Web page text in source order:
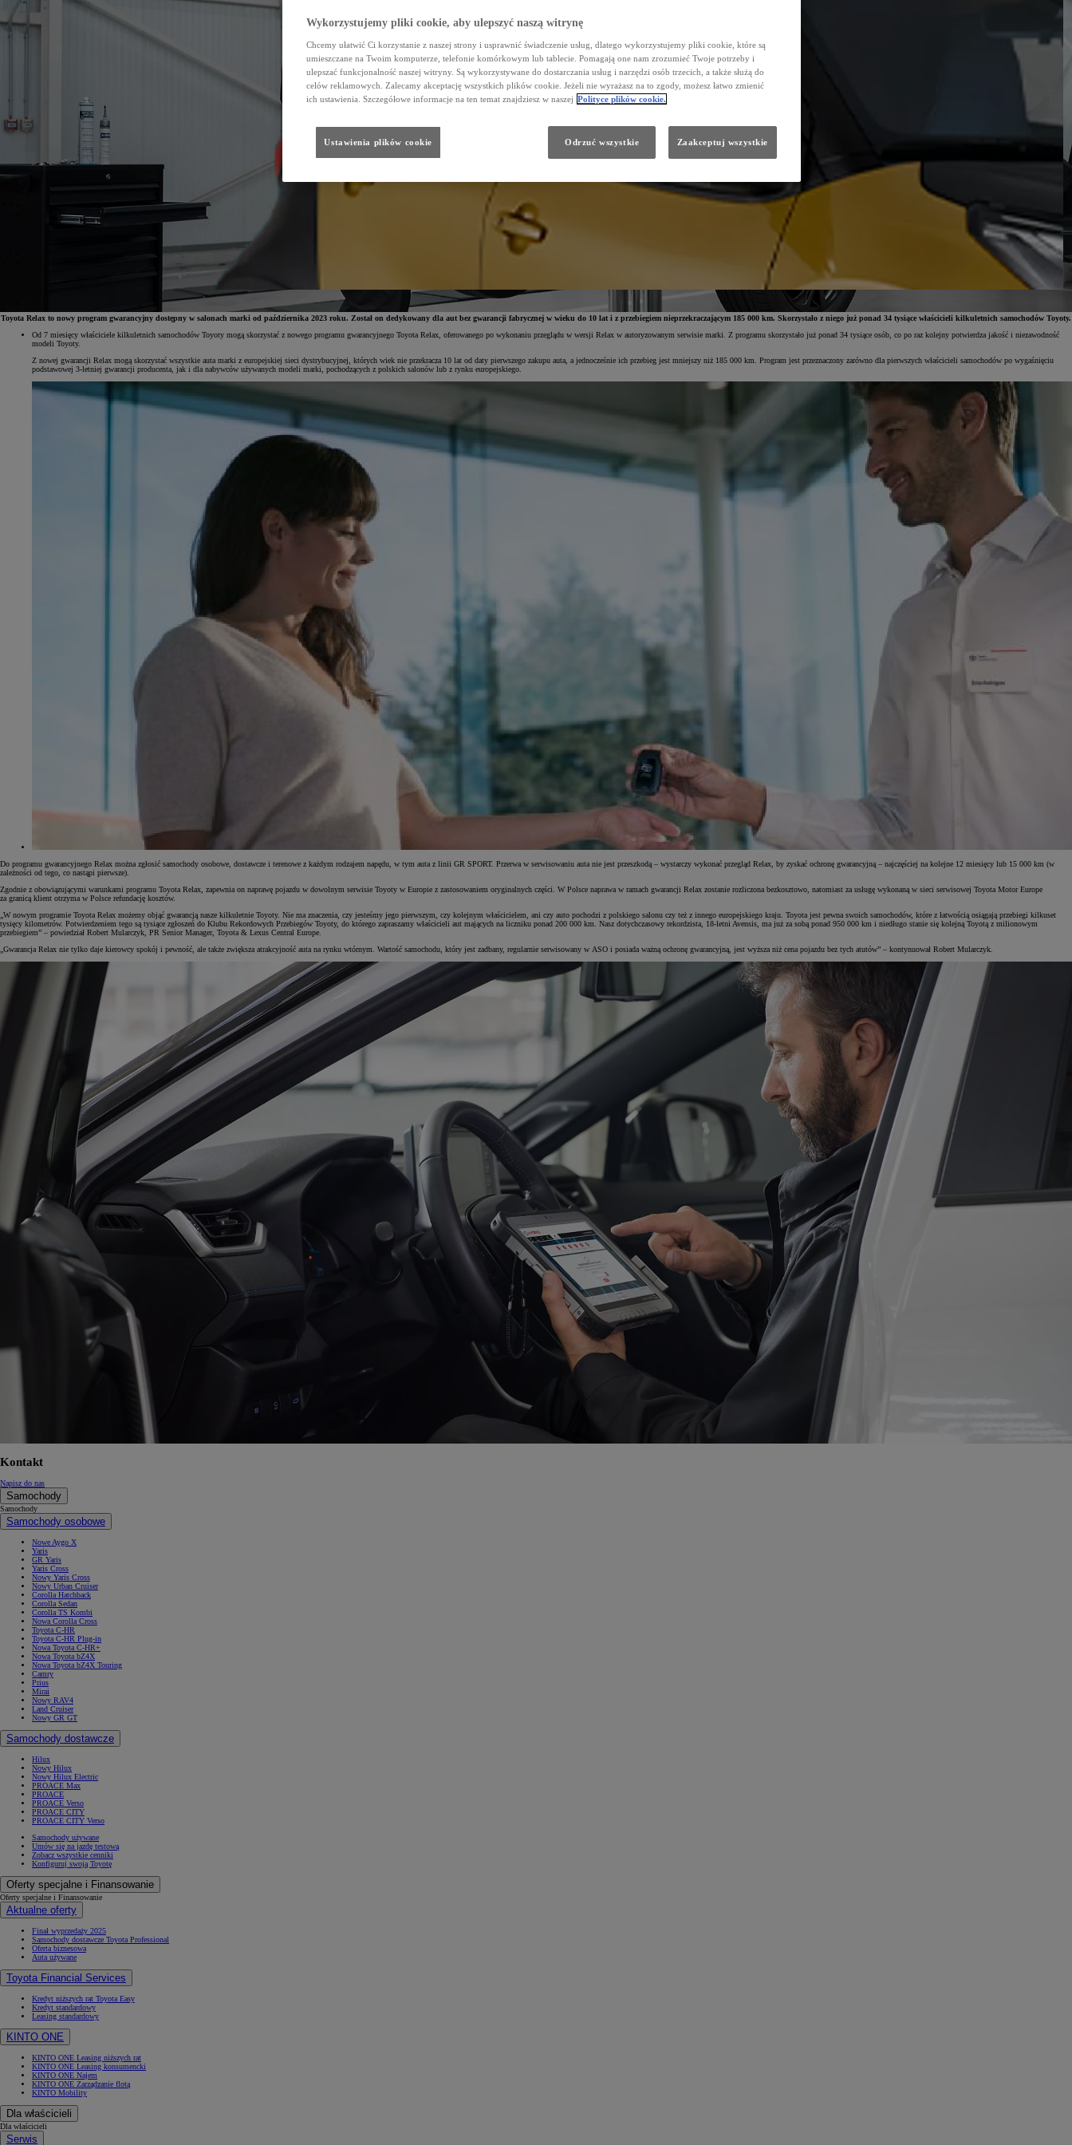
Od81 900 zł
Yaris Cross
Toyota Relax to nowy program gwarancyjny dostępny w salonach marki od października 2023 roku. Został on dedykowany dla aut bez gwarancji fabrycznej w wieku do 10 lat i z przebiegiem nieprzekraczającym 185 000 km. Skorzystało z niego już ponad 34 tysiące właścicieli kilkuletnich samochodów Toyoty.
Od 7 miesięcy właściciele kilkuletnich samochodów Toyoty mogą skorzystać z nowego programu gwarancyjnego Toyota Relax, oferowanego po wykonaniu przeglądu w wersji Relax w autoryzowanym serwisie marki. Z programu skorzystało już ponad 34 tysiące osób, co po raz kolejny potwierdza jakość i niezawodność
modeli Toyoty.
Z nowej gwarancji Relax mogą skorzystać wszystkie auta marki z europejskiej sieci dystrybucyjnej, których wiek nie przekracza 10 lat od daty pierwszego zakupu auta, a jednocześnie ich przebieg jest mniejszy niż 185 000 km. Program jest przeznaczony zarówno dla pierwszych właścicieli samochodów po wygaśnięciu
podstawowej 3-letniej gwarancji producenta, jak i dla nabywców używanych modeli marki, pochodzących z polskich salonów lub z rynku europejskiego.
Do programu gwarancyjnego Relax można zgłosić samochody osobowe, dostawcze i terenowe z każdym rodzajem napędu, w tym auta z linii GR SPORT. Przerwa w serwisowaniu auta nie jest przeszkodą – wystarczy wykonać przegląd Relax, by zyskać ochronę gwarancyjną – najczęściej na kolejne 12 miesięcy lub 15 000 km (w
zależności od tego, co nastąpi pierwsze).
Zgodnie z obowiązującymi warunkami programu Toyota Relax, zapewnia on naprawę pojazdu w dowolnym serwisie Toyoty w Europie z zastosowaniem oryginalnych części. W Polsce naprawa w ramach gwarancji Relax zostanie rozliczona bezkosztowo, natomiast za usługę wykonaną w sieci serwisowej Toyota Motor Europe
za granicą klient otrzyma w Polsce refundację kosztów.
„W nowym programie Toyota Relax możemy objąć gwarancją nasze kilkuletnie Toyoty. Nie ma znaczenia, czy jesteśmy jego pierwszym, czy kolejnym właścicielem, ani czy auto pochodzi z polskiego salonu czy też z innego europejskiego kraju. Toyota jest pewna swoich samochodów, które z łatwością osiągają przebiegi kilkuset
tysięcy kilometrów. Potwierdzeniem tego są tysiące zgłoszeń do Klubu Rekordowych Przebiegów Toyoty, do którego zapraszamy właścicieli aut mających na liczniku ponad 200 000 km. Nasz dotychczasowy rekordzista, 18-letni Avensis, ma już za sobą ponad 950 000 km i niedługo stanie się kolejną Toyotą z milionowym
przebiegiem” – powiedział Robert Mularczyk, PR Senior Manager, Toyota & Lexus Central Europe.
„Gwarancja Relax nie tylko daje kierowcy spokój i pewność, ale także zwiększa atrakcyjność auta na rynku wtórnym. Wartość samochodu, który jest zadbany, regularnie serwisowany w ASO i posiada ważną ochronę gwarancyjną, jest wyższa niż cena pojazdu bez tych atutów” – kontynuował Robert Mularczyk.
Kontakt
Napisz do nas
Samochody
Samochody
Samochody osobowe
Nowe Aygo X
Yaris
GR Yaris
Yaris Cross
Nowy Yaris Cross
Nowy Urban Cruiser
Corolla Hatchback
Corolla Sedan
Corolla TS Kombi
Nowa Corolla Cross
Toyota C-HR
Toyota C-HR Plug-in
Nowa Toyota C-HR+
Nowa Toyota bZ4X
Nowa Toyota bZ4X Touring
Camry
Prius
Mirai
Nowy RAV4
Land Cruiser
Nowy GR GT
Samochody dostawcze
Hilux
Nowy Hilux
Nowy Hilux Electric
PROACE Max
PROACE
PROACE Verso
PROACE CITY
PROACE CITY Verso
Samochody używane
Umów się na jazdę testową
Zobacz wszystkie cenniki
Konfiguruj swoją Toyotę
Oferty specjalne i Finansowanie
Oferty specjalne i Finansowanie
Aktualne oferty
Finał wyprzedaży 2025
Samochody dostawcze Toyota Professional
Oferta biznesowa
Auta używane
Toyota Financial Services
Kredyt niższych rat Toyota Easy
Kredyt standardowy
Leasing standardowy
KINTO ONE
KINTO ONE Leasing niższych rat
KINTO ONE Leasing konsumencki
KINTO ONE Najem
KINTO ONE Zarządzanie flotą
KINTO Mobility
Dla właścicieli
Dla właścicieli
Serwis
Wykorzystujemy pliki cookie, aby ulepszyć naszą witrynę
Chcemy ułatwić Ci korzystanie z naszej strony i usprawnić świadczenie usług, dlatego wykorzystujemy pliki cookie, które są
umieszczane na Twoim komputerze, telefonie komórkowym lub tablecie. Pomagają one nam zrozumieć Twoje potrzeby i
ulepszać funkcjonalność naszej witryny. Są wykorzystywane do dostarczania usług i narzędzi osób trzecich, a także służą do
celów reklamowych. Zalecamy akceptację wszystkich plików cookie. Jeżeli nie wyrażasz na to zgody, możesz łatwo zmienić
ich ustawienia. Szczegółowe informacje na ten temat znajdziesz w naszej Polityce plików cookie.
Odrzuć wszystkie Zaakceptuj wszystkie
Ustawienia plików cookie